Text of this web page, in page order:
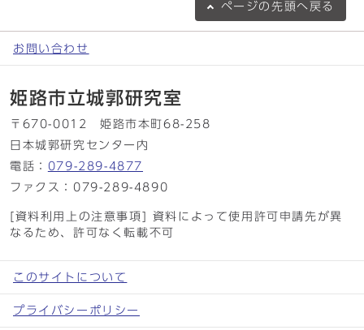
ページの 先頭へ戻る
お問い合わせ
姫路市立城郭研究室
〒670-0012 姫路市本町68-258
日本城郭研究センター内
電話： 079-289-4877
ファクス：079-289-4890
[資料利用上の注意事項] 資料によって使用許可申請先が異
なるため、許可なく転載不可
このサイトについて
プライバシーポリシー